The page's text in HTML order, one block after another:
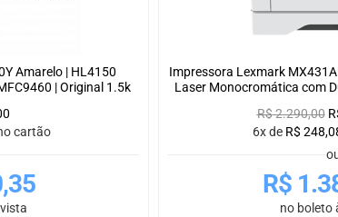
Amarelo | HL4150
| Original 1.5k
cartão
Impressora Lexmark
Laser Monocromática com
R$2.290,00
6x de R$
R$
no boleto